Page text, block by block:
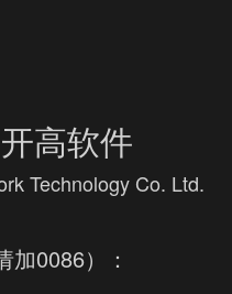
高软件
Technology Co. Ltd.
加0086）：